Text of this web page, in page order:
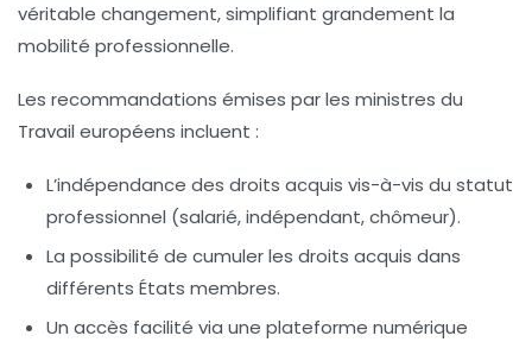
véritable changement, simplifiant grandement la
mobilité professionnelle.
Les recommandations émises par les ministres du
Travail européens incluent :
L’indépendance des droits acquis vis-à-vis du statut
professionnel (salarié, indépendant, chômeur).
La possibilité de cumuler les droits acquis dans
différents États membres.
Un accès facilité via une plateforme numérique